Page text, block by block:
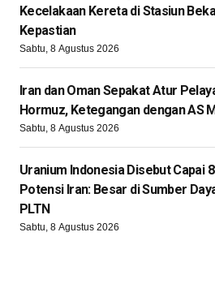
Kecelakaan Kereta di Stasiun
Kepastian
Sabtu, 8 Agustus 2026
Iran dan Oman Sepakat Atur
Hormuz, Ketegangan dengan AS
Sabtu, 8 Agustus 2026
Uranium Indonesia Disebut Capai
Potensi Iran: Besar di Sumber
PLTN
Sabtu, 8 Agustus 2026